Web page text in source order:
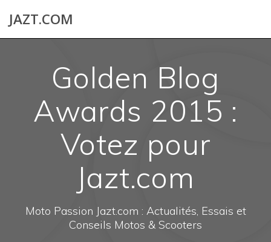
JAZT.COM
Golden Blog
Awards 2015 :
Votez pour
Jazt.com
Moto Passion Jazt.com : Actualités, Essais et
Conseils Motos & Scooters